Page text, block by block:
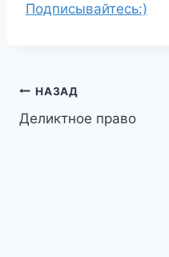
Подписывайтесь:)
Навигация
по
НАЗАД
Деликтное право